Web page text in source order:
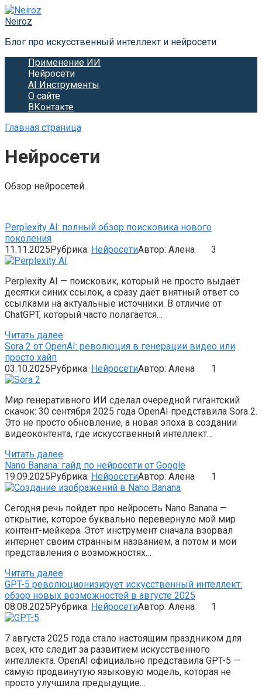
Перейти
к
Neiroz
Блог про искусственный интеллект и нейросети
Применение ИИ
Нейросети
AI Инструменты
О сайте
ВКонтакте
Главная страница
Нейросети
Обзор нейросетей.
Perplexity AI: полный обзор поисковика нового
поколения
11.11.2025Рубрика: НейросетиАвтор: Алена 3
Perplexity AI — поисковик, который не просто выдаёт
десятки синих ссылок, а сразу даёт внятный ответ со
ссылками на актуальные источники. В отличие от
ChatGPT, который часто полагается…
Читать далее
Sora 2 от OpenAI: революция в генерации видео или
просто хайп
03.10.2025Рубрика: НейросетиАвтор: Алена 1
Мир генеративного ИИ сделал очередной гигантский
скачок: 30 сентября 2025 года OpenAI представила Sora 2.
Это не просто обновление, а новая эпоха в создании
видеоконтента, где искусственный интеллект…
Читать далее
Nano Banana: гайд по нейросети от Google
19.09.2025Рубрика: НейросетиАвтор: Алена 1
Сегодня речь пойдет про нейросеть Nano Banana —
открытие, которое буквально перевернуло мой мир
контент-мейкера. Этот инструмент сначала взорвал
интернет своим странным названием, а потом и мои
представления о возможностях…
Читать далее
GPT-5 революционизирует искусственный интеллект:
обзор новых возможностей в августе 2025
08.08.2025Рубрика: НейросетиАвтор: Алена 1
7 августа 2025 года стало настоящим праздником для
всех, кто следит за развитием искусственного
интеллекта. OpenAI официально представила GPT-5 —
самую продвинутую языковую модель, которая не
просто улучшила предыдущие…